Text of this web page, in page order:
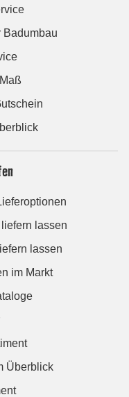
Badumbau
lassen
lassen
im Markt
Überblick